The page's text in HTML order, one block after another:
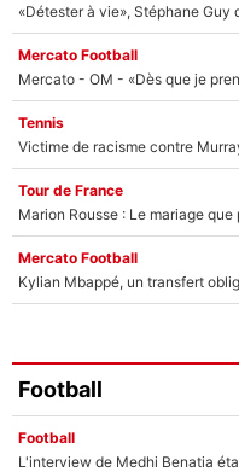
«Détester à vie», Stéphane Guy
Mercato Football
Tennis
Tour de France
Marion Rousse : Le mariage
Mercato Football
Kylian Mbappé, un transfert
Football
Football